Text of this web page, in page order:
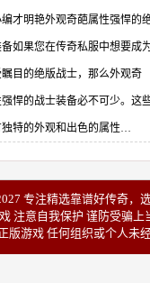
才明艳外观奇葩属性强悍的
如果您在传奇私服中想要成
目的绝版战士，那么外观奇
悍的战士装备必不可少。这
独特的外观和出色的属性…
专注精选靠谱好传奇，
注意自我保护 谨防受骗
版游戏 任何组织或个人未